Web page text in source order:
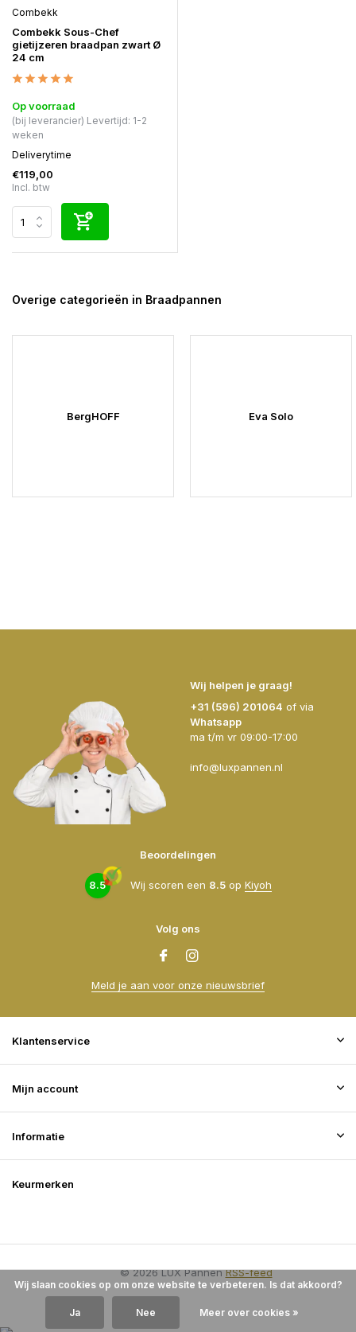
Combekk
Combekk Sous-Chef
gietijzeren braadpan zwart Ø
24 cm
Op voorraad
(bij leverancier) Levertijd: 1-2
weken
Deliverytime
€119,00
Incl. btw
Overige categorieën in Braadpannen
BergHOFF Eva Solo
Wij helpen je graag!
+31 (596) 201064 of via
Whatsapp
ma t/m vr 09:00-17:00
info@luxpannen.nl
Beoordelingen
8.5 Wij scoren een 8.5op Kiyoh
Volg ons
Meld je aan voor onze nieuwsbrief
Klantenservice
Mijn account
Informatie
Keurmerken
© 2026 LUX PannenRSS-feed
Wij slaan cookies op om onze website te verbeteren. Is dat akkoord?
Ja Nee Meer over cookies »